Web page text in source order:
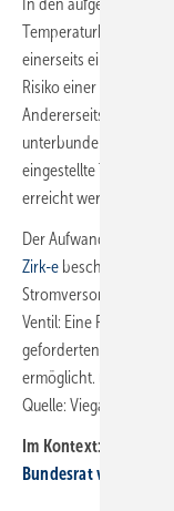
In den
Temperaturkonstanz
einerseits einer
Risiko einer
Andererseits wird eine
unterbunden, die zu
eingestellte
erreicht werden, warnt
Der Aufwand für einen
Zirk-e beschränkt sich
Stromversorgung und
Ventil: Eine Plug-and-
geforderten
ermöglicht. ■
Quelle: Viega / jv
Im Kontext:
Bundesrat